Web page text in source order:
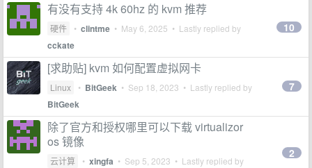
有没有支持 4k 60hz 的 kvm 推荐
硬件 • clintme • May 6, 2025 • Lastly replied by
cckate
10
[求助贴] kvm 如何配置虚拟网卡
Linux • BitGeek • Sep 18, 2023 • Lastly replied by
BitGeek
7
除了官方和授权哪里可以下载 virtualizor
os 镜像
云计算 • xingfa • Sep 5, 2023 • Lastly replied by
2